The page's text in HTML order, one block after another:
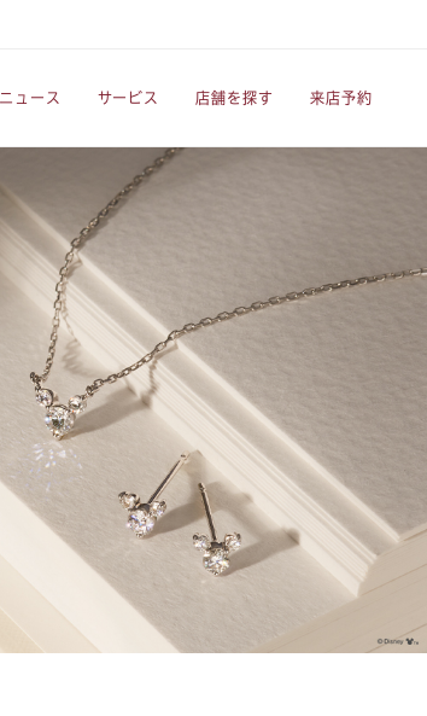
ニュース サービス 店舗を探す 来店予約